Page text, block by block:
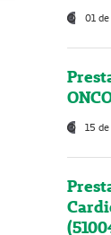
01
15